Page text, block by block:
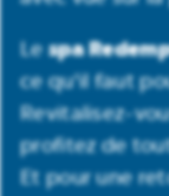
Lespa
ce qu'il faut
Revitalisez-
profitez de
Et pour une